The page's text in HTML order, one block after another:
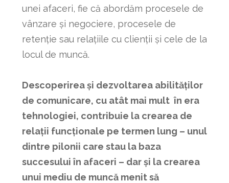
unei afaceri, fie că abordăm procesele de
vânzare și negociere, procesele de
retenție sau relațiile cu clienții și cele de la
locul de muncă.
Descoperirea și dezvoltarea abilităților
de comunicare, cu atât mai mult în era
tehnologiei, contribuie la crearea de
relații funcționale pe termen lung – unul
dintre pilonii care stau la baza
succesului în afaceri – dar și la crearea
unui mediu de muncă menit să